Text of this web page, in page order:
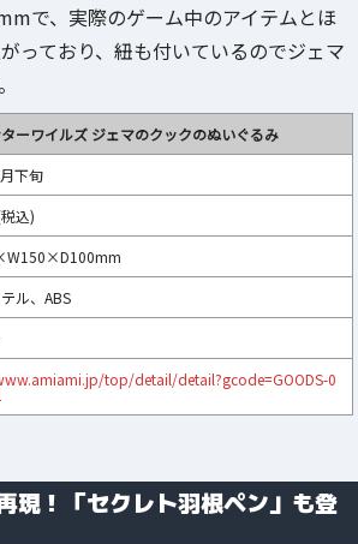
で、実際のゲーム中のアイテムとほ
っており、紐も付いているのでジェマ
ーワイルズ ジェマのクックのぬいぐるみ
下旬
込)
ル、ABS
top/detail/detail?gcode=GOODS-0
現！「セクレト羽根ペン」も登